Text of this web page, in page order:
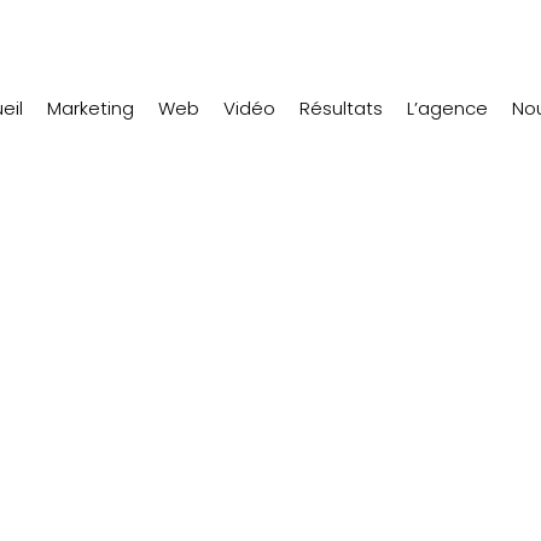
Marketing Web Vidéo Résultats L’agence